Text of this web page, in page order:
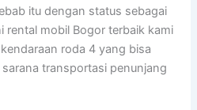
itu dengan status sebagai
rental mobil Bogor terbaik kami
roda 4 yang bisa
transportasi penunjang